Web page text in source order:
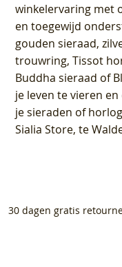
winkelervaring met
en toegewijd
gouden sieraad,
trouwring, Tissot
Buddha sieraad of
je leven te vieren
je sieraden of
Sialia Store, te
30 dagen gratis